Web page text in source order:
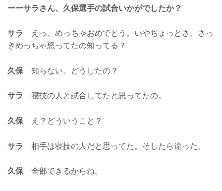
ーーサラさん、久保選手の試合いかがでしたか？
サラ
えっ、めっちゃおめでとう。いやちょっとさ、さっ
きめっちゃ怒ってたの知ってる？
久保 知らない。どうしたの？
サラ 寝技の人と試合してたと思ってたの。
久保 え？どういうこと？
サラ 相手は寝技の人だと思ってた。そしたら違った。
久保 全部できるからね。